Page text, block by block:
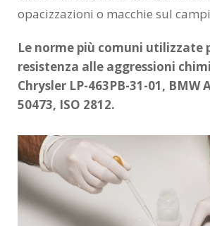
opacizzazioni o macchie sul
Le norme più comuni utilizzate
resistenza alle aggressioni
Chrysler LP-463PB-31-01, BMW
50473, ISO 2812.